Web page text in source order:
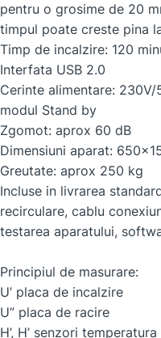
pentru o grosime de 20
timpul poate creste pina
Timp de incalzire: 120
Interfata USB 2.0
Cerinte alimentare:
modul Stand by
Zgomot: aprox 60 dB
Dimensiuni aparat:
Greutate: aprox 250 kg
Incluse in livrarea
recirculare, cablu
testarea aparatului,
Principiul de masurare:
U’ placa de incalzire
U” placa de racire
H’, H’ senzori